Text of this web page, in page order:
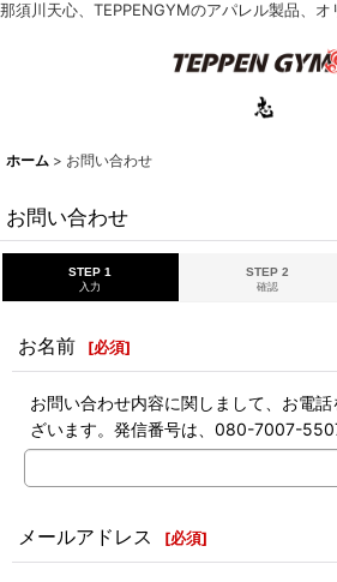
那須川天心、TEPPENGYMのアパレル製品、
ホーム > お問い合わせ
お問い合わせ
STEP 1
入力
STEP 2
確認
お名前 [必須]
お問い合わせ内容に関しまして、お電
ざいます。発信番号は、080-7007-
メールアドレス [必須]